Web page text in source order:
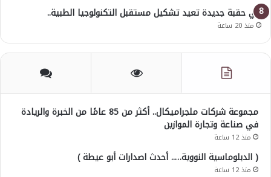
في حقبة جديدة تعيد تشكيل مستقبل التكنولوجيا الطبية..
منذ 20 ساعة
مجموعة شركات ملجراميكال.. أكثر من 85 عامًا من الخبرة والريادة
في صناعة وتجارة الموازين
منذ 12 ساعة
( الدبلوماسية النووية….. أحدث اصدارات أبو عيطة )
منذ 12 ساعة